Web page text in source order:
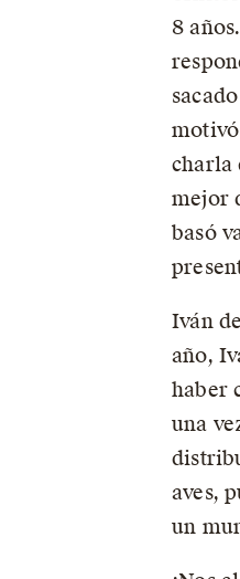
8
charla
mejor
basó
Iván
año,
haber
una
aves,
un